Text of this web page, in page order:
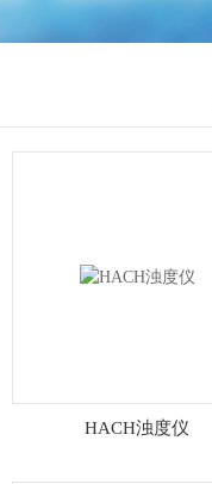
HACH浊度仪